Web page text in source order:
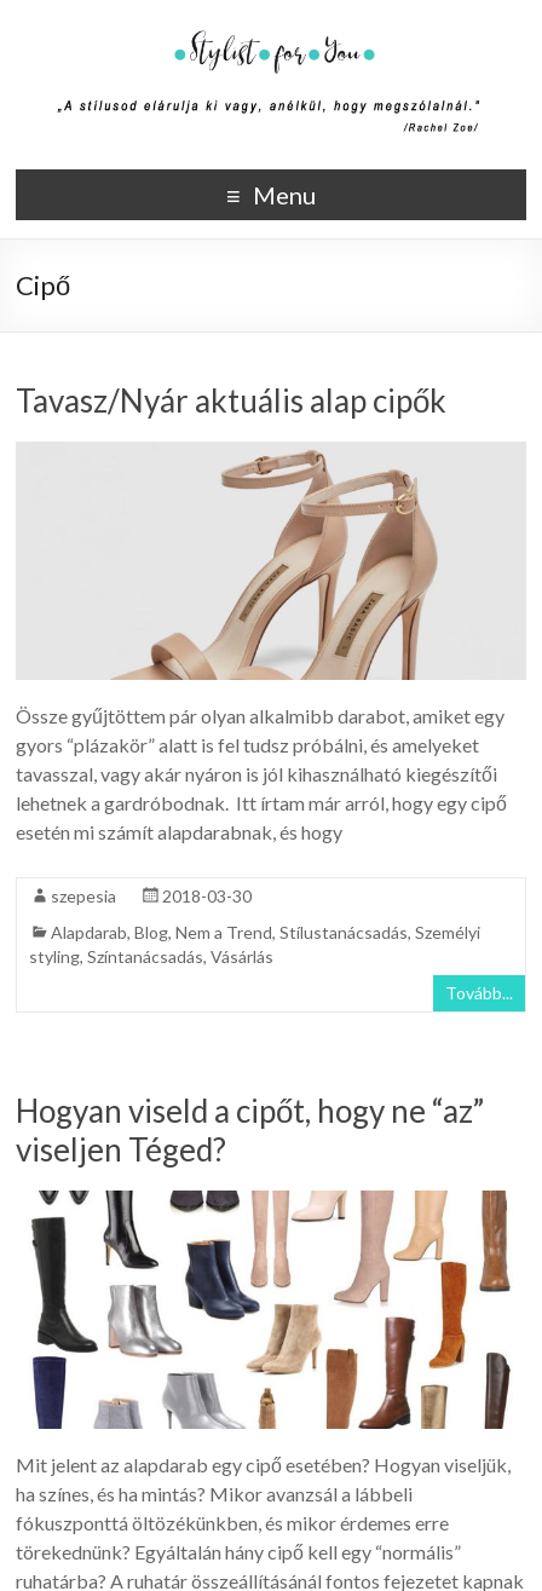
Stylist4U
A stílus az egyik módja annak, hogy elmondd ki vagy, anélkül,
hogy megszólalnál. (Rachel Zoe)
Menu
Cipő
Tavasz/Nyár aktuális alap cipők
Össze gyűjtöttem pár olyan alkalmibb darabot, amiket egy
gyors “plázakör” alatt is fel tudsz próbálni, és amelyeket
tavasszal, vagy akár nyáron is jól kihasználható kiegészítői
lehetnek a gardróbodnak. Itt írtam már arról, hogy egy cipő
esetén mi számít alapdarabnak, és hogy
szepesia
2018-03-30
Alapdarab,Blog,Nem a Trend,Stílustanácsadás,Személyi
styling,Színtanácsadás,Vásárlás
Tovább...
Hogyan viseld a cipőt, hogy ne “az”
viseljen Téged?
Mit jelent az alapdarab egy cipő esetében? Hogyan viseljük,
ha színes, és ha mintás? Mikor avanzsál a lábbeli
fókuszponttá öltözékünkben, és mikor érdemes erre
törekednünk? Egyáltalán hány cipő kell egy “normális”
ruhatárba? A ruhatár összeállításánál fontos fejezetet kapnak